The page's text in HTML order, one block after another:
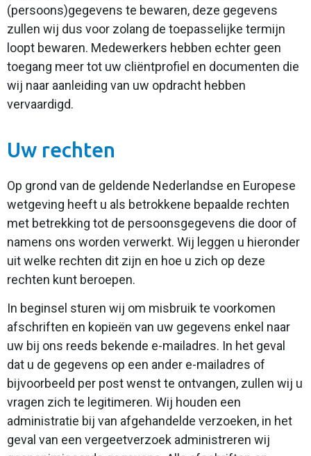
(persoons)gegevens te bewaren, deze gegevens
zullen wij dus voor zolang de toepasselijke termijn
loopt bewaren. Medewerkers hebben echter geen
toegang meer tot uw cliëntprofiel en documenten die
wij naar aanleiding van uw opdracht hebben
vervaardigd.
Uw rechten
Op grond van de geldende Nederlandse en Europese
wetgeving heeft u als betrokkene bepaalde rechten
met betrekking tot de persoonsgegevens die door of
namens ons worden verwerkt. Wij leggen u hieronder
uit welke rechten dit zijn en hoe u zich op deze
rechten kunt beroepen.
In beginsel sturen wij om misbruik te voorkomen
afschriften en kopieën van uw gegevens enkel naar
uw bij ons reeds bekende e-mailadres. In het geval
dat u de gegevens op een ander e-mailadres of
bijvoorbeeld per post wenst te ontvangen, zullen wij u
vragen zich te legitimeren. Wij houden een
administratie bij van afgehandelde verzoeken, in het
geval van een vergeetverzoek administreren wij